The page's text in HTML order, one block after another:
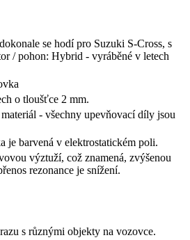
se hodí pro Suzuki S-Cross, s
/ pohon: Hybrid - vyráběné v letech
o tloušťce 2 mm.
- všechny upevňovací díly jsou
je barvená v elektrostatickém poli.
výztuží, což znamená, zvýšenou
rezonance je snížení.
s různými objekty na vozovce.